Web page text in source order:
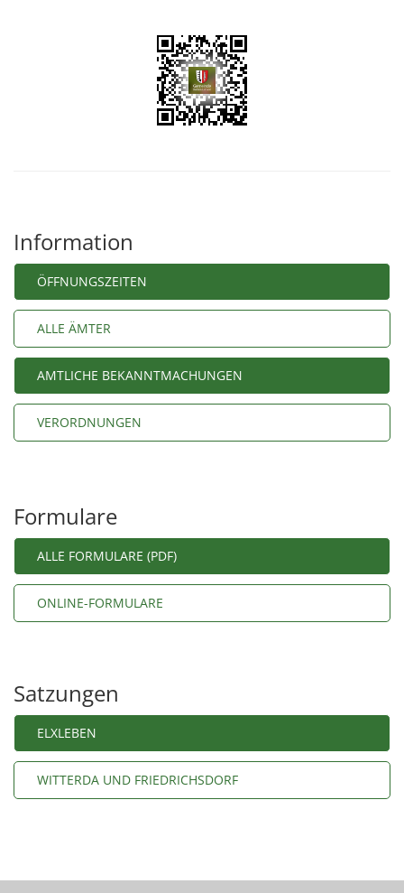
Information
ÖFFNUNGSZEITEN
ALLE ÄMTER
AMTLICHE BEKANNTMACHUNGEN
VERORDNUNGEN
Formulare
ALLE FORMULARE (PDF)
ONLINE-FORMULARE
Satzungen
ELXLEBEN
WITTERDA UND FRIEDRICHSDORF